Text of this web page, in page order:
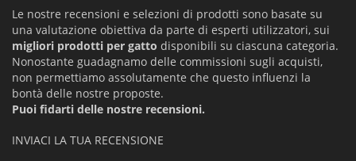
Le nostre recensioni e selezioni di prodotti sono basate su
una valutazione obiettiva da parte di esperti utilizzatori, sui
migliori prodotti per gatto disponibili su ciascuna categoria.
Nonostante guadagnamo delle commissioni sugli acquisti,
non permettiamo assolutamente che questo influenzi la
bontà delle nostre proposte.
Puoi fidarti delle nostre recensioni.
INVIACI LA TUA RECENSIONE